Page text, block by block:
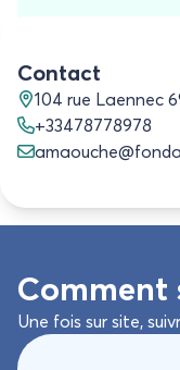
Une équipe
Contact
104 rue Laennec
+33478778978
Comment
Une fois sur site,